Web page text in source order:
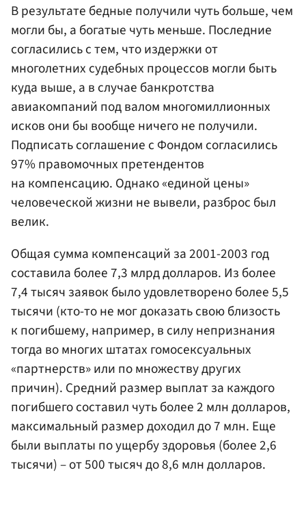
В результате бедные получили чуть больше, чем
могли бы, а богатые чуть меньше. Последние
согласились с тем, что издержки от
многолетних судебных процессов могли быть
куда выше, а в случае банкротства
авиакомпаний под валом многомиллионных
исков они бы вообще ничего не получили.
Подписать соглашение с Фондом согласились
97% правомочных претендентов
на компенсацию. Однако «единой цены»
человеческой жизни не вывели, разброс был
велик.
Общая сумма компенсаций за 2001-2003 год
составила более 7,3 млрд долларов. Из более
7,4 тысяч заявок было удовлетворено более 5,5
тысячи (кто-то не мог доказать свою близость
к погибшему, например, в силу непризнания
тогда во многих штатах гомосексуальных
«партнерств» или по множеству других
причин). Средний размер выплат за каждого
погибшего составил чуть более 2 млн долларов,
максимальный размер доходил до 7 млн. Еще
были выплаты по ущербу здоровья (более 2,6
тысячи) – от 500 тысяч до 8,6 млн долларов.